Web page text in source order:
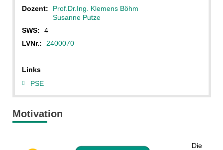
Dozent:
Prof.Dr.Ing. Klemens Böhm
Susanne Putze
SWS:
4
LVNr.:
2400070
Links
PSE
Motivation
Die